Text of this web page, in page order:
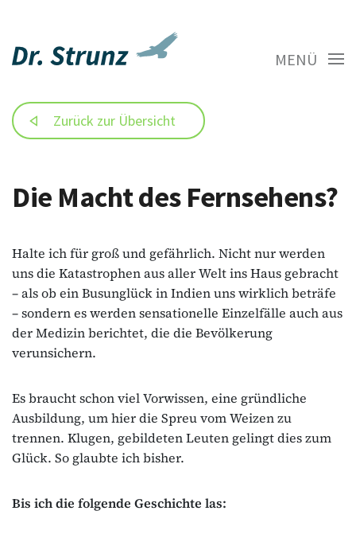
MENÜ
Zurück zur Übersicht
Die Macht des Fernsehens?
Halte ich für groß und gefährlich. Nicht nur werden
uns die Katastrophen aus aller Welt ins Haus gebracht
– als ob ein Busunglück in Indien uns wirklich beträfe
– sondern es werden sensationelle Einzelfälle auch aus
der Medizin berichtet, die die Bevölkerung
verunsichern.
Es braucht schon viel Vorwissen, eine gründliche
Ausbildung, um hier die Spreu vom Weizen zu
trennen. Klugen, gebildeten Leuten gelingt dies zum
Glück. So glaubte ich bisher.
Bis ich die folgende Geschichte las: